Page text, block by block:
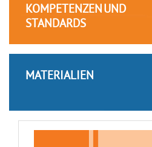
KOMPETENZEN UND
STANDARDS
MATERIALIEN